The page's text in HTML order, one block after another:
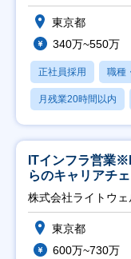
東京都
340万~550万
正社員採用 職種
月残業20時間以内
ITインフラ営業
らのキャリアチ
能】
株式会社ライトウェ
東京都
600万~730万